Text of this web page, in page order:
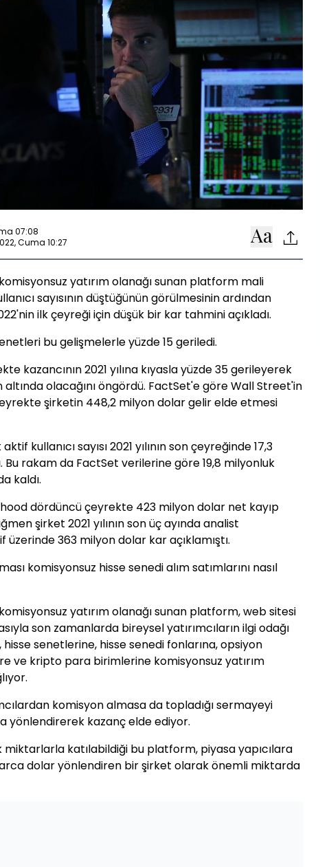
07:08
Cuma 10:27
yatırım olanağı sunan platform mali
sayısının düştüğünün görülmesinin ardından
ilk çeyreği için düşük bir kar tahmini açıkladı.
bu gelişmelerle yüzde 15 geriledi.
kazancının 2021 yılına kıyasla yüzde 35 gerileyerek
altında olacağını öngördü. FactSet'e göre Wall Street'in
şirketin 448,2 milyon dolar gelir elde etmesi
kullanıcı sayısı 2021 yılının son çeyreğinde 17,3
Bu rakam da FactSet verilerine göre 19,8 milyonluk
kaldı.
dördüncü çeyrekte 423 milyon dolar net kayıp
şirket 2021 yılının son üç ayında analist
363 milyon dolar kar açıklamıştı.
komisyonsuz hisse senedi alım satımlarını nasıl
yatırım olanağı sunan platform, web sitesi
son zamanlarda bireysel yatırımcıların ilgi odağı
hisse senetlerine, hisse senedi fonlarına, opsiyon
ve kripto para birimlerine komisyonsuz yatırım
komisyon almasa da topladığı sermayeyi
yönlendirerek kazanç elde ediyor.
miktarlarla katılabildiği bu platform, piyasa yapıcılara
dolar yönlendiren bir şirket olarak önemli miktarda